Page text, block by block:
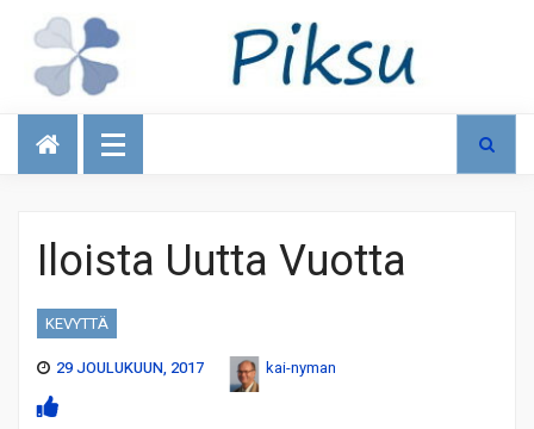
Talous
Iloista Uutta Vuotta
KEVYTTÄ
29 JOULUKUUN, 2017
kai-nyman